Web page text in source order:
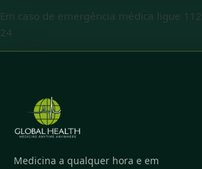
Em caso de emergência médica ligue 112.
24
Medicina a qualquer hora e em